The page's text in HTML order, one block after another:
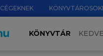
CÉGEKNEK
KÖNYVTÁR